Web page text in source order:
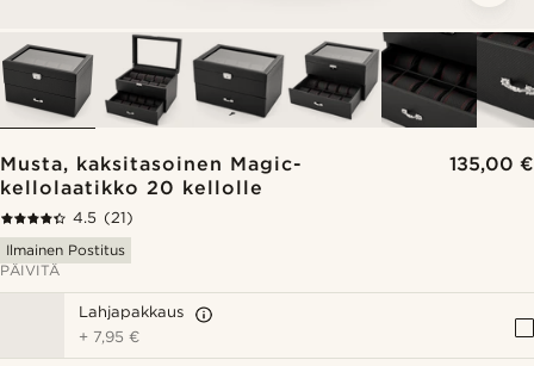
Musta, kaksitasoinen Magic-
kellolaatikko 20 kellolle
135,00 €
4.5 (21)
Ilmainen Postitus
PÄIVITÄ
Lahjapakkaus
+ 7,95 €